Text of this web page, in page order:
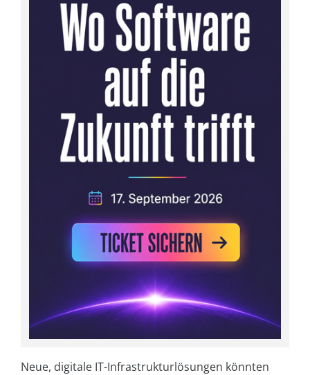
Neue, digitale IT-Infrastrukturlösungen könnten